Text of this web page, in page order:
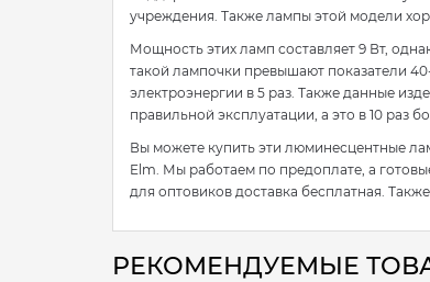
учреждения. Также лампы этой модели
Мощность этих ламп составляет 9 Вт,
такой лампочки превышают показатели
электроэнергии в 5 раз. Также данные
правильной эксплуатации, а это в 10 раз
Вы можете купить эти люминесцентные
Elm. Мы работаем по предоплате, а
для оптовиков доставка бесплатная.
РЕКОМЕНДУЕМЫЕ